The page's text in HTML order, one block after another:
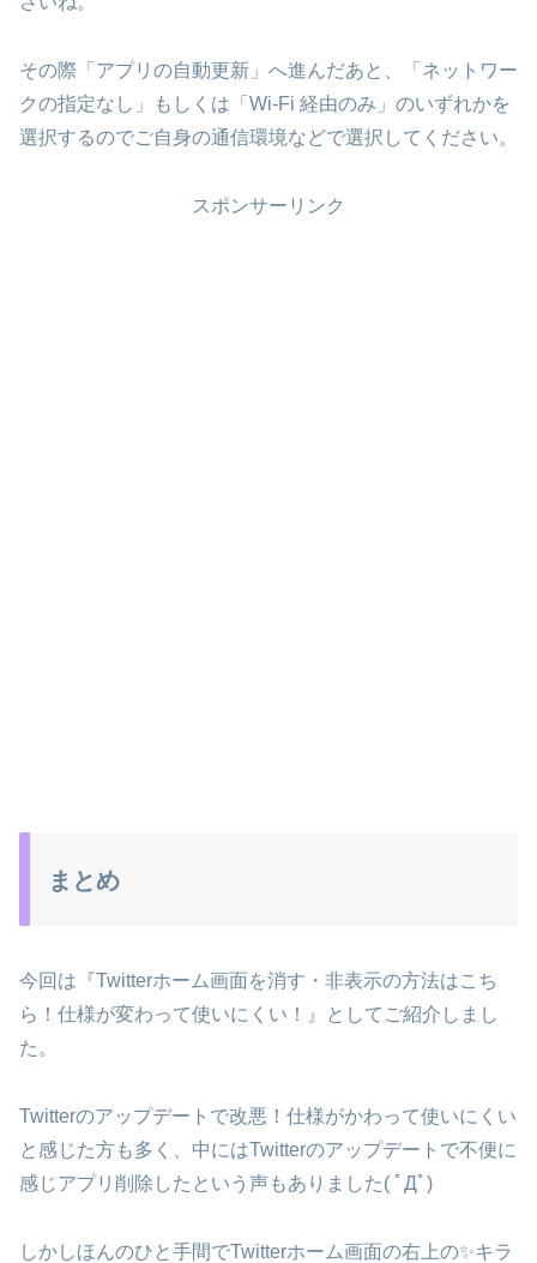
その際「アプリの自動更新」へ進んだあと、「ネットワー
クの指定なし」もしくは「Wi-Fi 経由のみ」のいずれかを
選択するのでご自身の通信環境などで選択してください。
スポンサーリンク
まとめ
今回は『Twitterホーム画面を消す・非表示の方法はこち
ら！仕様が変わって使いにくい！』としてご紹介しまし
た。
Twitterのアップデートで改悪！仕様がかわって使いにくい
と感じた方も多く、中にはTwitterのアップデートで不便に
感じアプリ削除したという声もありました( ﾟДﾟ)
しかしほんのひと手間でTwitterホーム画面の右上の✨キラ